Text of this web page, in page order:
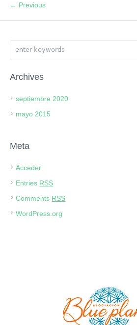
← Previous
Archives
septiembre 2020
mayo 2015
Meta
Acceder
Entries RSS
Comments RSS
WordPress.org